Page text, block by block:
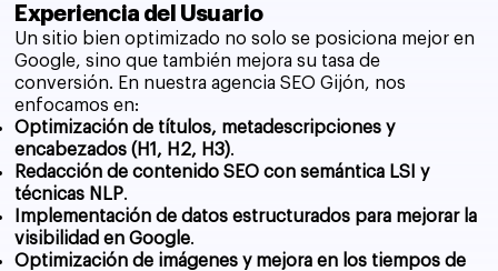
Experiencia del Usuario
Un sitio bien optimizado no solo se posiciona mejor en
Google, sino que también mejora su tasa de
conversión. En nuestra agencia SEO Gijón, nos
enfocamos en:
Optimización de títulos, metadescripciones y
encabezados (H1, H2, H3).
Redacción de contenido SEO con semántica LSI y
técnicas NLP.
Implementación de datos estructurados para mejorar la
visibilidad en Google.
Optimización de imágenes y mejora en los tiempos de